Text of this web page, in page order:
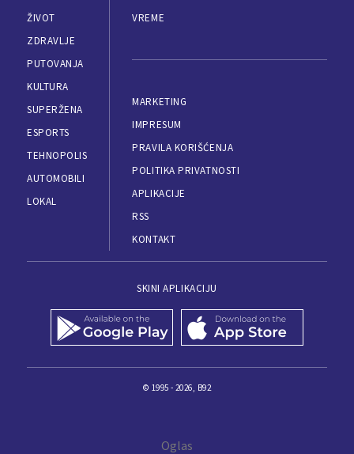
ŽIVOT
ZDRAVLJE
PUTOVANJA
KULTURA
SUPERŽENA
ESPORTS
TEHNOPOLIS
AUTOMOBILI
LOKAL
VREME
MARKETING
IMPRESUM
PRAVILA KORIŠĆENJA
POLITIKA PRIVATNOSTI
APLIKACIJE
RSS
KONTAKT
SKINI APLIKACIJU
© 1995 - 2026, B92